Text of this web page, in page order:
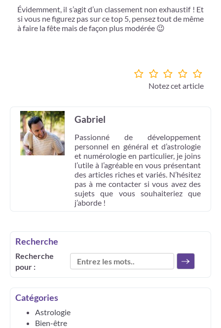
Évidemment, il s’agit d’un classement non exhaustif ! Et
si vous ne figurez pas sur ce top 5, pensez tout de même
à faire la fête mais de façon plus modérée 😉
Notez cet article
Gabriel
Passionné de développement
personnel en général et d’astrologie
et numérologie en particulier, je joins
l’utile à l’agréable en vous présentant
des articles riches et variés. N’hésitez
pas à me contacter si vous avez des
sujets que vous souhaiteriez que
j’aborde !
Recherche
Recherche
pour :
Catégories
Astrologie
Bien-être